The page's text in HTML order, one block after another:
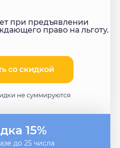
при предъявлении
право на льготу.
со скидкой​
не суммируются
15%
до 25 числа